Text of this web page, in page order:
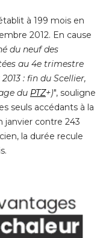
à 199 mois en
2012. En cause
du neuf des
au 4e trimestre
: fin du Scellier,
du PTZ+)", souligne
seuls accédants à la
janvier contre 243
la durée recule